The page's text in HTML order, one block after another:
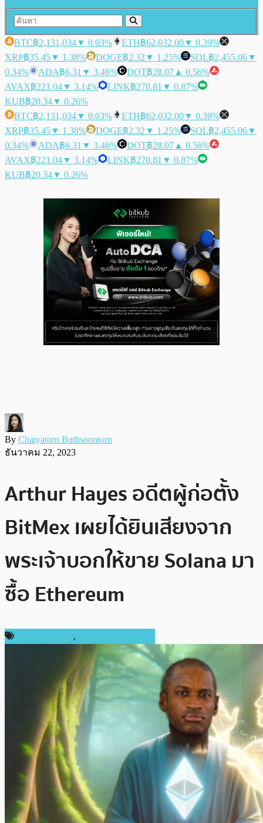
BTC฿2,131,034▼ 0.03% ETH฿62,032.00▼ 0.39%
XRP฿35.45▼ 1.38% DOGE฿2.32 ▼ 1.25% SOL฿2,455.06▼
0.34%
ADA฿6.31 ▼ 3.46% DOT฿28.07 ▲ 0.56%
AVAX฿221.04▼ 3.14% LINK฿270.81 ▼ 0.87%
KUB฿20.34▼ 0.26%
BTC฿2,131,034▼ 0.03% ETH฿62,032.00▼ 0.39%
XRP฿35.45▼ 1.38% DOGE฿2.32 ▼ 1.25% SOL฿2,455.06▼
0.34%
ADA฿6.31 ▼ 3.46% DOT฿28.07 ▲ 0.56%
AVAX฿221.04▼ 3.14% LINK฿270.81 ▼ 0.87%
KUB฿20.34▼ 0.26%
By Chaiyatorn Buthsoontorn
ธันวาคม 22, 2023
Arthur Hayes อดีตผู้ก่อตั้ง
BitMex เผยได้ยินเสียงจาก
พระเจ้าบอกให้ขาย Solana มา
ซื้อ Ethereum
,